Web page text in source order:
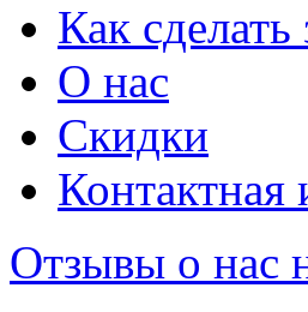
Как сделать
О нас
Скидки
Отзывы о нас